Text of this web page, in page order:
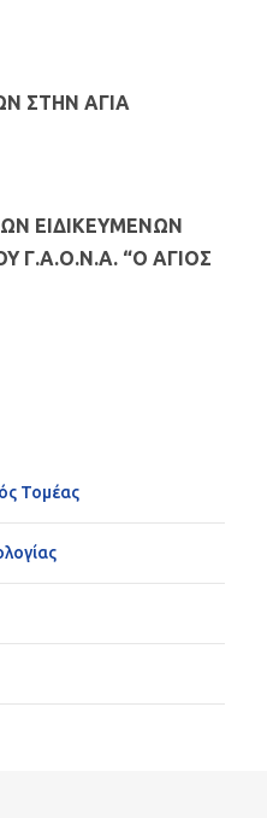
ΣΤΗΝ ΑΓΙΑ
ΕΙΔΙΚΕΥΜΕΝΩΝ
Γ.Α.Ο.Ν.Α. “Ο ΑΓΙΟΣ
Τομέας